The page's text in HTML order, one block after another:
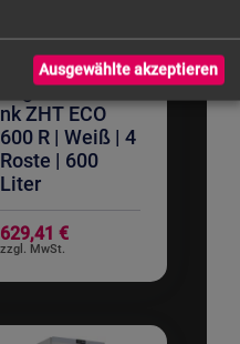
ZORRO
Lagerkühlschra
nk ZHT ECO
600 R | Weiß | 4
Roste | 600
Liter
629,41 €
Ausgewählte akzeptieren